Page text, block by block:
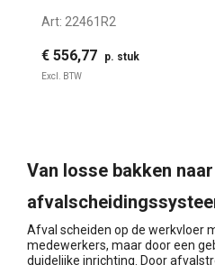
Art: 22461R2
€ 556,77 p. stuk
Excl. BTW
Van losse bakken
Afval scheiden op de werkvloer
medewerkers, maar door een
duidelijke inrichting. Door